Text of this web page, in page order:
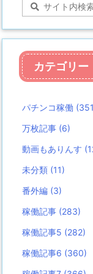
カテゴリー
パチンコ稼働
万枚記事 (6)
動画もありんす
未分類 (11)
番外編 (3)
稼働記事 (283)
稼働記事5 (282)
稼働記事6 (360)